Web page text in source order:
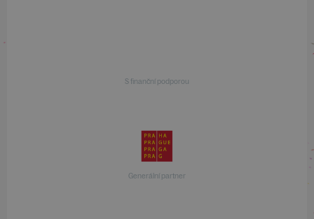
S finanční podporou
Generální partner